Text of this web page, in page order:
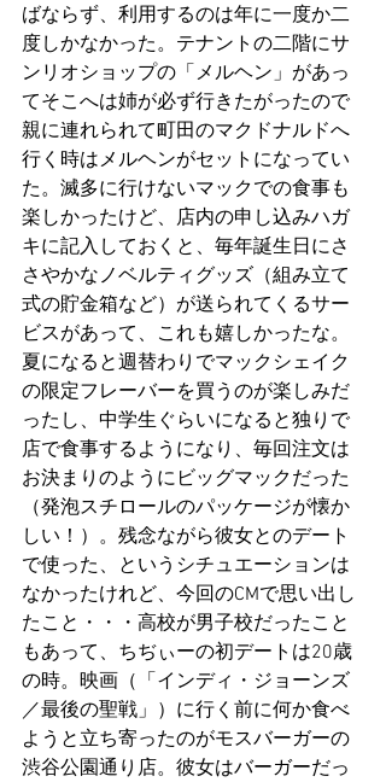
ばならず、利用するのは年に一度か二
度しかなかった。テナントの二階にサ
ンリオショップの「メルヘン」があっ
てそこへは姉が必ず行きたがったので
親に連れられて町田のマクドナルドへ
行く時はメルヘンがセットになってい
た。滅多に行けないマックでの食事も
楽しかったけど、店内の申し込みハガ
キに記入しておくと、毎年誕生日にさ
さやかなノベルティグッズ（組み立て
式の貯金箱など）が送られてくるサー
ビスがあって、これも嬉しかったな。
夏になると週替わりでマックシェイク
の限定フレーバーを買うのが楽しみだ
ったし、中学生ぐらいになると独りで
店で食事するようになり、毎回注文は
お決まりのようにビッグマックだった
（発泡スチロールのパッケージが懐か
しい！）。残念ながら彼女とのデート
で使った、というシチュエーションは
なかったけれど、今回のCMで思い出し
たこと・・・高校が男子校だったこと
もあって、ちぢぃーの初デートは20歳
の時。映画（「インディ・ジョーンズ
／最後の聖戦」）に行く前に何か食べ
ようと立ち寄ったのがモスバーガーの
渋谷公園通り店。彼女はバーガーだっ